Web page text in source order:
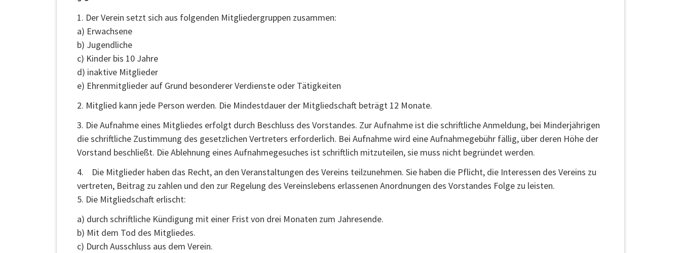
1. Der Verein setzt sich aus folgenden Mitgliedergruppen zusammen:
a) Erwachsene
b) Jugendliche
c) Kinder bis 10 Jahre
d) inaktive Mitglieder
e) Ehrenmitglieder auf Grund besonderer Verdienste oder Tätigkeiten
2. Mitglied kann jede Person werden. Die Mindestdauer der Mitgliedschaft beträgt 12 Monate.
3. Die Aufnahme eines Mitgliedes erfolgt durch Beschluss des Vorstandes. Zur Aufnahme ist die schriftliche Anmeldung, bei Minderjährigen
die schriftliche Zustimmung des gesetzlichen Vertreters erforderlich. Bei Aufnahme wird eine Aufnahmegebühr fällig, über deren Höhe der
Vorstand beschließt. Die Ablehnung eines Aufnahmegesuches ist schriftlich mitzuteilen, sie muss nicht begründet werden.
4. Die Mitglieder haben das Recht, an den Veranstaltungen des Vereins teilzunehmen. Sie haben die Pflicht, die Interessen des Vereins zu
vertreten, Beitrag zu zahlen und den zur Regelung des Vereinslebens erlassenen Anordnungen des Vorstandes Folge zu leisten.
5. Die Mitgliedschaft erlischt:
a) durch schriftliche Kündigung mit einer Frist von drei Monaten zum Jahresende.
b) Mit dem Tod des Mitgliedes.
c) Durch Ausschluss aus dem Verein.